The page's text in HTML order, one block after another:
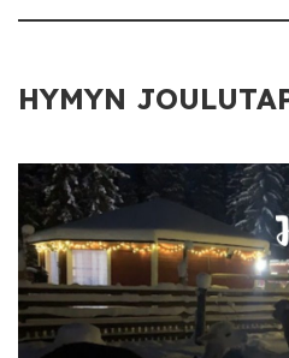
HYMYN